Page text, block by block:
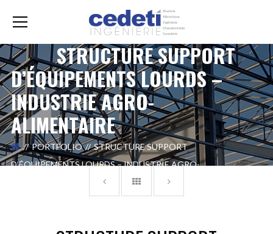
STRUCTURE SUPPORT
D’ÉQUIPEMENTS LOURDS –
INDUSTRIE AGRO-
ALIMENTAIRE
PORTFOLIO
STRUCTURE SUPPORT
D’ÉQUIPEMENTS LOURDS – INDUSTRIE AGRO-